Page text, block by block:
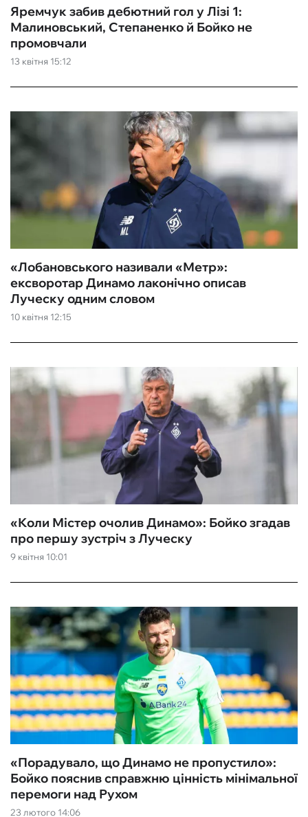
13 квітня 15:12
Яремчук забив дебютний гол у Лізі 1:
Малиновський, Степаненко й Бойко не
промовчали
10 квітня 12:15
«Лобановського називали «Метр‎»:
ексворотар Динамо лаконічно описав
Луческу одним словом
9 квітня 10:01
«Коли Містер очолив Динамо‎»: Бойко згадав
про першу зустріч з Луческу
23 лютого 14:06
«Порадувало, що Динамо не пропустило»:
Бойко пояснив справжню цінність мінімальної
перемоги над Рухом